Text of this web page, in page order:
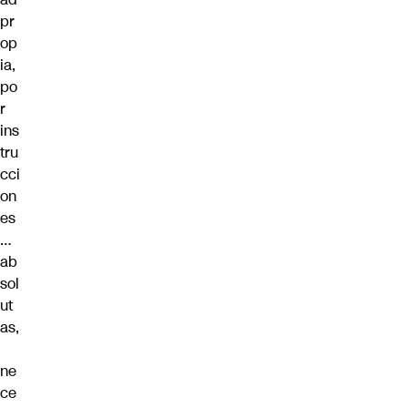
pr
op
ia,
po
r
ins
tru
cci
on
es
…
ab
sol
ut
as,
ne
ce